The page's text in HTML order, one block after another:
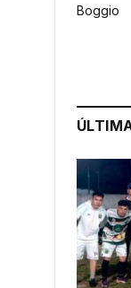
Boggio